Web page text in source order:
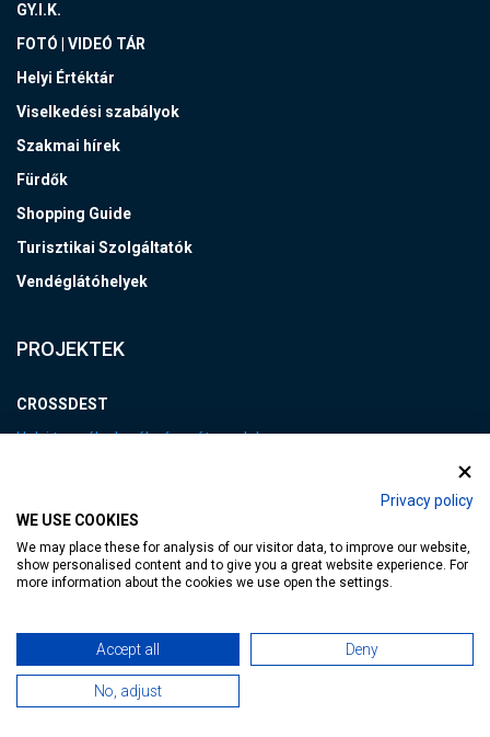
Privacy policy
WE USE COOKIES
We may place these for analysis of our visitor data, to improve our website,
show personalised content and to give you a great website experience. For
more information about the cookies we use open the settings.
Accept all Deny
No, adjust
GY.I.K.
FOTÓ | VIDEÓ TÁR
Helyi Értéktár
Viselkedési szabályok
Szakmai hírek
Fürdők
Shopping Guide
Turisztikai Szolgáltatók
Vendéglátóhelyek
PROJEKTEK
CROSSDEST
Helyi termék - kerékpáros útvonalak
VEB2023 EKF